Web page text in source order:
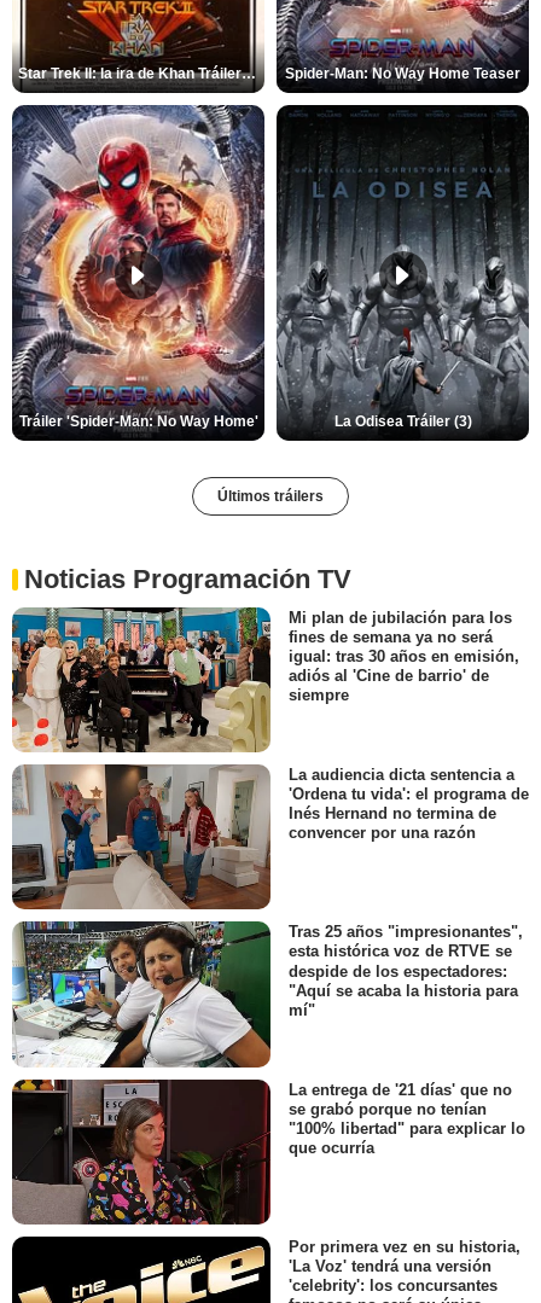
Star Trek II: la ira de Khan Tráiler VO Spider-Man: No Way Home Teaser
Tráiler 'Spider-Man: No Way Home' La Odisea Tráiler (3)
Últimos tráilers
Noticias Programación TV
Mi plan de jubilación para los
fines de semana ya no será
igual: tras 30 años en emisión,
adiós al 'Cine de barrio' de
siempre
La audiencia dicta sentencia a
'Ordena tu vida': el programa de
Inés Hernand no termina de
convencer por una razón
Tras 25 años "impresionantes",
esta histórica voz de RTVE se
despide de los espectadores:
"Aquí se acaba la historia para
mí"
La entrega de '21 días' que no
se grabó porque no tenían
"100% libertad" para explicar lo
que ocurría
Por primera vez en su historia,
'La Voz' tendrá una versión
'celebrity': los concursantes